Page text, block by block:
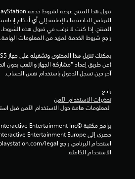
راجع شروط الخدمة لمزيد من المعلومات الهامة.
آخر حين تسجل الدخول باستخدام نفس الحساب.
راجع
تحذيرات الاستخدام الآمن
الاستخدام الكاملة.